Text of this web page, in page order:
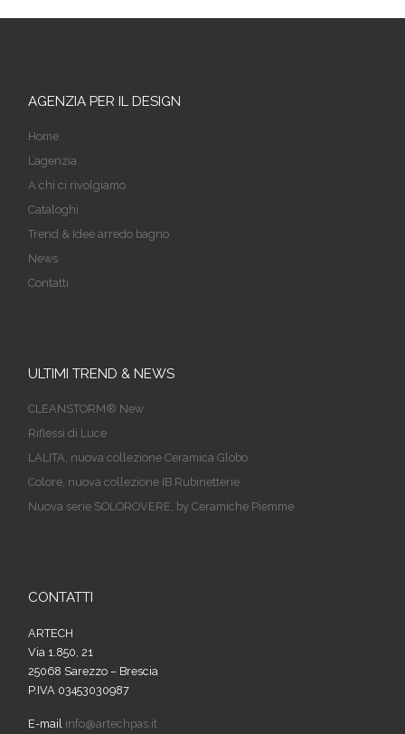
AGENZIA PER IL DESIGN
Home
L’agenzia
A chi ci rivolgiamo
Cataloghi
Trend & Idee arredo bagno
News
Contatti
ULTIMI TREND & NEWS
CLEANSTORM® New
Riflessi di Luce
LALITA, nuova collezione Ceramica Globo
Colore, nuova collezione IB Rubinetterie
Nuova serie SOLOROVERE, by Ceramiche Piemme
CONTATTI
ARTECH
Via 1.850, 21
25068 Sarezzo – Brescia
P.IVA 03453030987
E-mail info@artechpas.it